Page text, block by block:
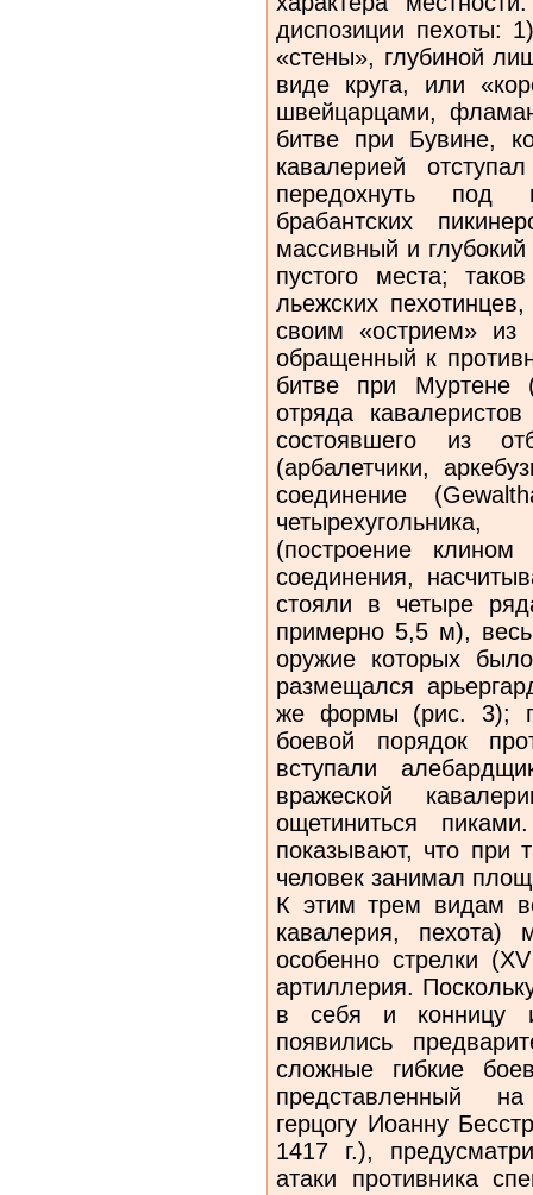
диспозиции пехоты:
«стены», глубиной
виде круга, или
швейцарцами,
битве при Бувине,
кавалерией
передохнуть под
брабантских
массивный и
пустого места;
льежских
своим «острием» из
обращенный к
битве при Муртене
отряда
состоявшего из
(арбалетчики,
соединение
четырехугольника,
(построение
соединения,
стояли в четыре
примерно 5,5 м),
оружие которых
размещался
же формы (рис. 3);
боевой порядок
вступали
вражеской
ощетиниться
показывают, что при
человек занимал
К этим трем видам
кавалерия, пехота)
особенно стрелки
артиллерия.
в себя и конницу и
появились
сложные гибкие
представленный
герцогу Иоанну
1417 г.),
атаки противника